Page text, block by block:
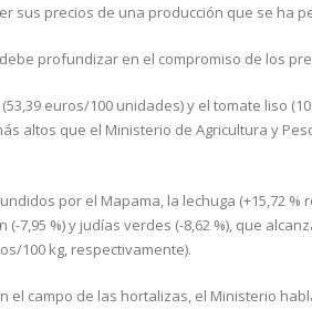
sus precios de una producción que se ha
debe profundizar en el compromiso de los
euros/100 unidades) y el tomate liso
altos que el Ministerio de Agricultura y
por el Mapama, la lechuga (+15,72
(-7,95 %) y judías verdes (-8,62 %), que
100 kg, respectivamente).
el campo de las hortalizas, el Ministerio